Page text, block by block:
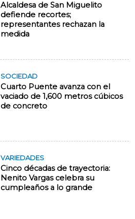
Alcaldesa de San Miguelito
defiende recortes;
representantes rechazan la
medida
SOCIEDAD
Cuarto Puente avanza con el
vaciado de 1,600 metros cúbicos
de concreto
VARIEDADES
Cinco décadas de trayectoria:
Nenito Vargas celebra su
cumpleaños a lo grande